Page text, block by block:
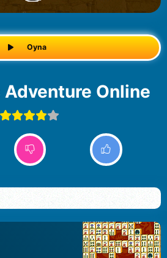
Oyna
Adventure Online